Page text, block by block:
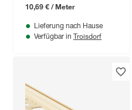
10,69 € / Meter
Lieferung nach Hause
Verfügbar in Troisdorf